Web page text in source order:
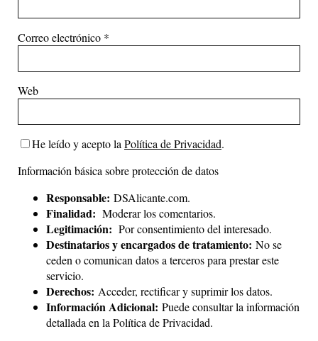
Correo electrónico *
Web
He leído y acepto la Política de Privacidad.
Información básica sobre protección de datos
Responsable: DSAlicante.com.
Finalidad: Moderar los comentarios.
Legitimación: Por consentimiento del interesado.
Destinatarios y encargados de tratamiento: No se
ceden o comunican datos a terceros para prestar este
servicio.
Derechos: Acceder, rectificar y suprimir los datos.
Información Adicional: Puede consultar la información
detallada en la Política de Privacidad.